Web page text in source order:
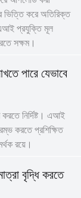
ভিত্তি করে অতিরিক্ত
প্রযুক্তি মূল
সক্ষম।
পারে যেভাবে
নির্দিষ্ট। এআই
করতে প্রশিক্ষিত
রয়ে।
বৃদ্ধি করতে